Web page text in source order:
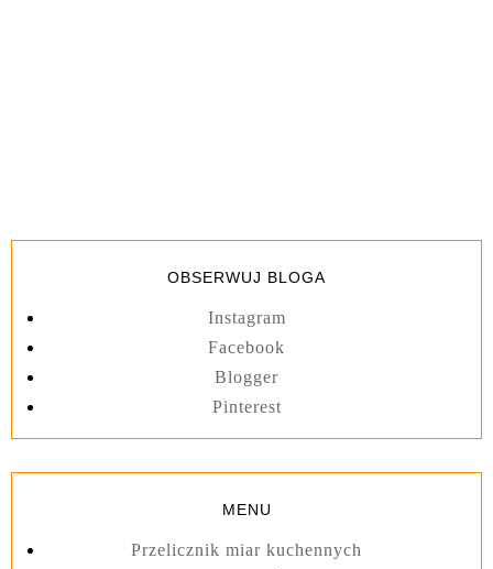
OBSERWUJ BLOGA
Instagram
Facebook
Blogger
Pinterest
MENU
Przelicznik miar kuchennych